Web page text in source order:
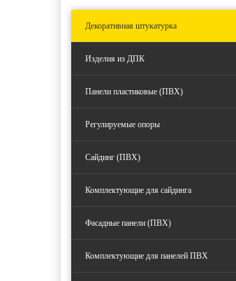
Декоративная штукатурка
Изделия из ДПК
Панели пластиковые (ПВХ)
Регулируемые опоры
Сайдинг (ПВХ)
Комплектующие для сайдинга
Фасадные панели (ПВХ)
Комплектующие для панелей ПВХ